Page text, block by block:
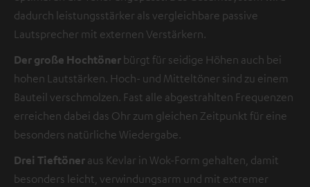
dadurch leistungsstärker als vergleichbare passive
Lautsprecher mit externen Verstärkern.
Der große Hochtöner bürgt für seidige Höhen auch bei
hohen Lautstärken. Hoch- und Mitteltöner sind zu einem
Bauteil verschmolzen. Fast alle abgestrahlten Frequenzen
erreichen dabei das Ohr zum gleichen Zeitpunkt für eine
besonders natürliche Wiedergabe.
Drei Tieftöner aus Kevlar in Wok-Form gehalten, damit
besonders leicht, verwindungsarm und mit extremer